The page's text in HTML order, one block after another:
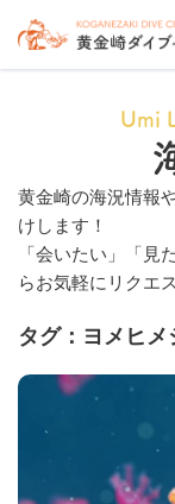
Umi
黄金崎の海況情報
けします！
「会いたい」「見
らお気軽にリクエ
タグ：ヨメヒ